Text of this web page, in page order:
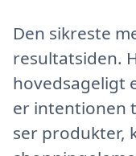
Den sikreste
resultatsiden.
hovedsageligt
er intentionen
ser produkter,